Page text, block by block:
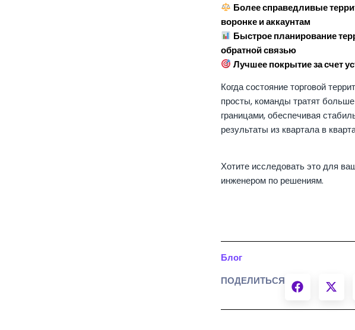
Более справедливые
воронке и аккаунтам
Быстрое планирование
обратной связью
Лучшее покрытие за счет
Когда состояние торговой
просты, команды тратят
границами, обеспечивая
результаты из квартала в
Хотите исследовать это для
инженером по решениям.
Блог
ПОДЕЛИТЬСЯ